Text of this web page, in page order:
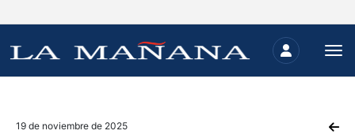
19 de noviembre de 2025